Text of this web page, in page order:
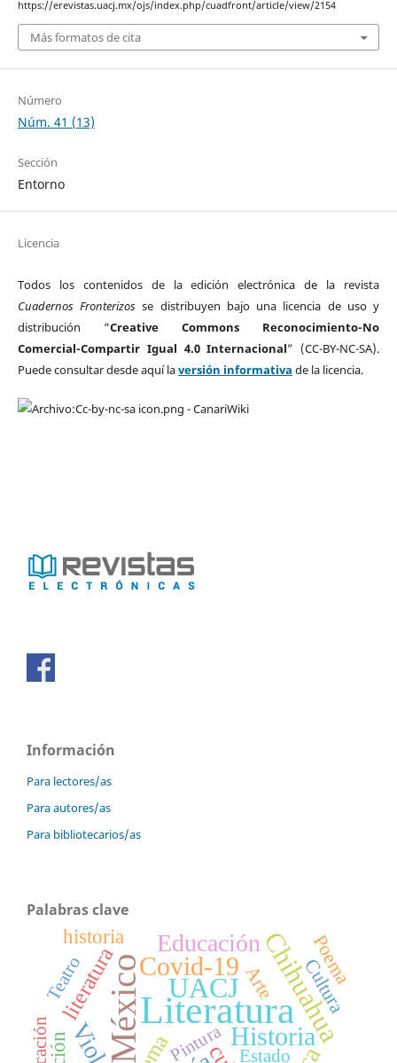
https://erevistas.uacj.mx/ojs/index.php/cuadfront/article/view/2154
Más formatos de cita
Número
Núm. 41 (13)
Sección
Entorno
Licencia
Todos los contenidos de la edición electrónica de la revista
Cuadernos Fronterizos se distribuyen bajo una licencia de uso y
distribución “Creative Commons Reconocimiento-No
Comercial-Compartir Igual 4.0 Internacional” (CC-BY-NC-SA).
Puede consultar desde aquí laversión informativa de la licencia.
Información
Para lectores/as
Para autores/as
Para bibliotecarios/as
Palabras clave
Literatura
México UACJ Chihuahua
Historia
Covid-19
Educación
literatura
historia
Cultura
Poema
Arte
Teatro
Pintura Estado